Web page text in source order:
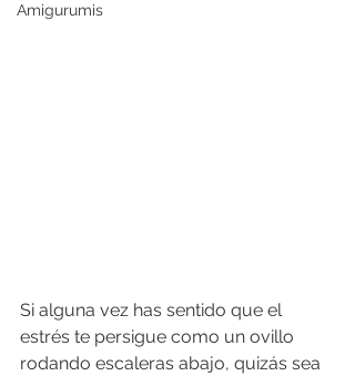
Amigurumis
Si alguna vez has sentido que el
estrés te persigue como un ovillo
rodando escaleras abajo, quizás sea